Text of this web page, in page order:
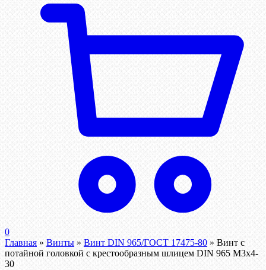
0
Главная » Винты » Винт DIN 965/ГОСТ 17475-80 » Винт с
потайной головкой с крестообразным шлицем DIN 965 М3х4-
30